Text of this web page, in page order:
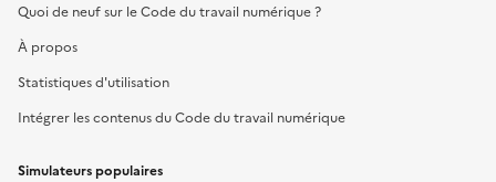
Quoi de neuf sur le Code du travail numérique ?
À propos
Statistiques d'utilisation
Intégrer les contenus du Code du travail numérique
Simulateurs populaires